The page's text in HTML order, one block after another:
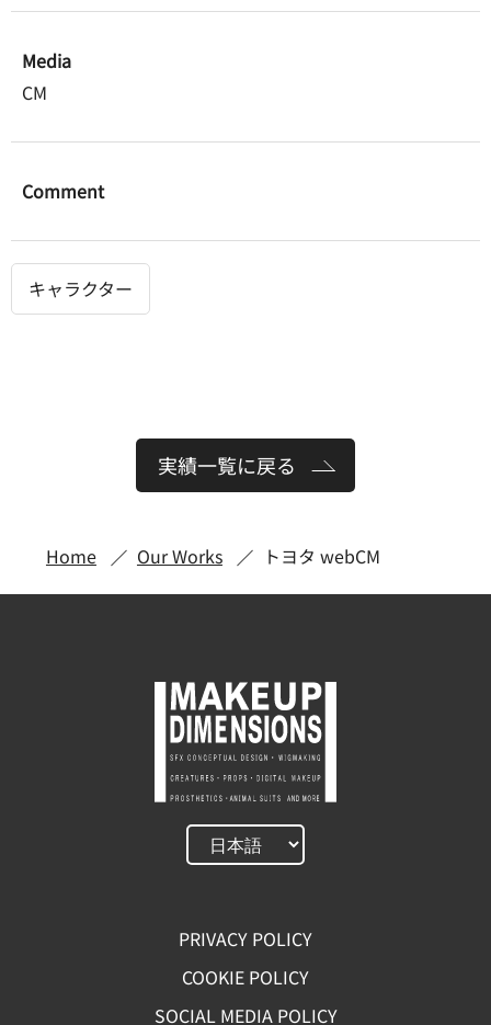
Media
CM
Comment
キャラクター
実績一覧に戻る
Home Our Works トヨタ webCM
PRIVACY POLICY
COOKIE POLICY
SOCIAL MEDIA POLICY